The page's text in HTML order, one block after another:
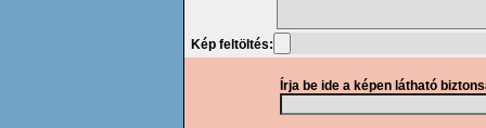
Kép feltöltés:
Írja be ide a képen látható